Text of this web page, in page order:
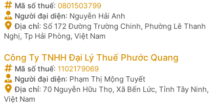
Mã số thuế: 0801503799
Người đại diện: Nguyễn Hải Anh
Địa chỉ: Số 172 Đường Trường Chinh, Phường Lê Thanh
Nghị, Tp Hải Phòng, Việt Nam
Công Ty TNHH Đại Lý Thuế Phước Quang
Mã số thuế: 1102179069
Người đại diện: Phạm Thị Mộng Tuyết
Địa chỉ: 70 Nguyễn Hữu Thọ, Xã Bến Lức, Tỉnh Tây Ninh,
Việt Nam